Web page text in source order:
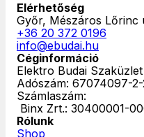
Elérhetőség
Győr, Mészáros Lőrinc
+36 20 372 0196
info@ebudai.hu
Céginformáció
Elektro Budai
Adószám: 67074097-
Számlaszám:
Binx Zrt.: 30400001-
Rólunk
Shop